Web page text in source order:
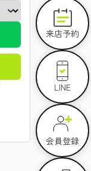
来店予約
LINE
会員登録